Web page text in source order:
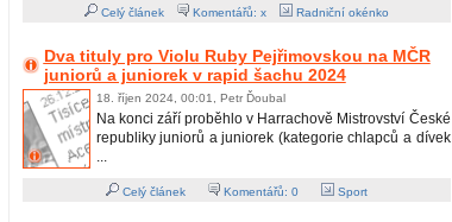
Celý článek Komentářů: x Radniční okénko
Dva tituly pro Violu Ruby Pejřimovskou na MČR
juniorů a juniorek v rapid šachu 2024
18. říjen 2024, 00:01, Petr Ďoubal
Na konci září proběhlo v Harrachově Mistrovství České
republiky juniorů a juniorek (kategorie chlapců a dívek
...
Celý článek Komentářů: 0 Sport